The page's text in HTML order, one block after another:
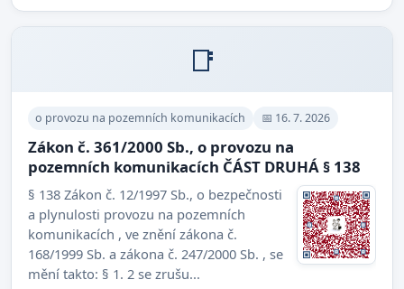
📑
o provozu na pozemních komunikacích 📅 16. 7. 2026
Zákon č. 361/2000 Sb., o provozu na
pozemních komunikacích ČÁST DRUHÁ § 138
§ 138 Zákon č. 12/1997 Sb., o bezpečnosti
a plynulosti provozu na pozemních
komunikacích , ve znění zákona č.
168/1999 Sb. a zákona č. 247/2000 Sb. , se
mění takto: § 1. 2 se zrušu...